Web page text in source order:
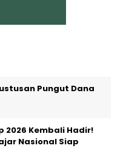
Pungut Dana
2026 Kembali Hadir!
Nasional Siap